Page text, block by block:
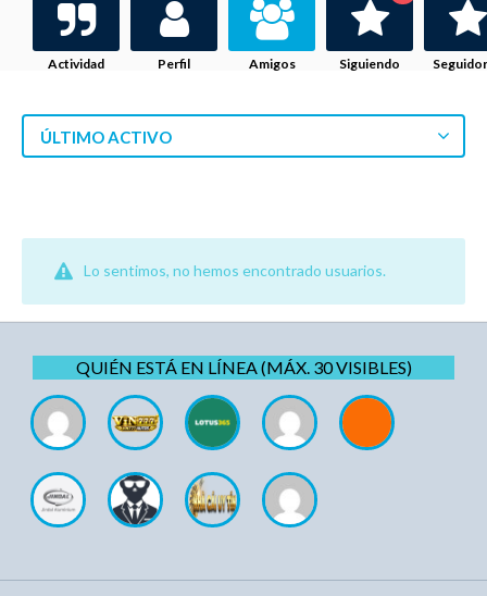
Actividad Perfil Amigos Siguiendo
ÚLTIMO ACTIVO
Lo sentimos, no hemos encontrado usuarios.
QUIÉN ESTÁ EN LÍNEA (MÁX. 30 VISIBLES)